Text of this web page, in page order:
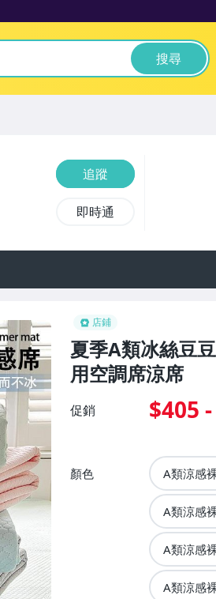
搜尋
店鋪
夏季A類冰絲豆
用空調席涼席
促銷 $405
顏色 A類涼感
A類涼感
A類涼感
A類涼感
追蹤
即時通